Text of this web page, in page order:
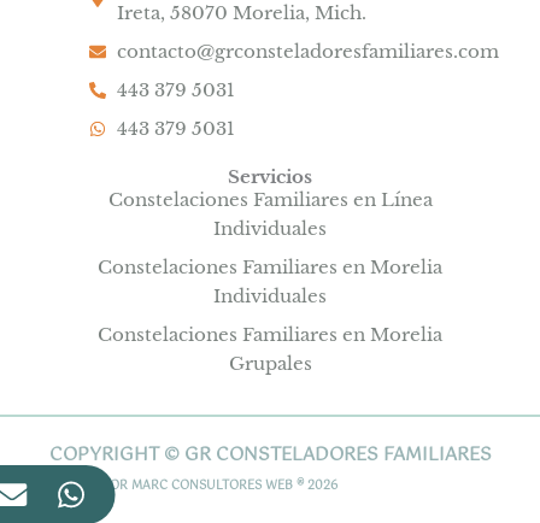
Ireta, 58070 Morelia, Mich.
contacto@grconsteladoresfamiliares.com
443 379 5031
443 379 5031
Servicios
Constelaciones Familiares en Línea
Individuales
Constelaciones Familiares en Morelia
Individuales
Constelaciones Familiares en Morelia
Grupales
COPYRIGHT © GR CONSTELADORES FAMILIARES
SITIO CREADO POR MARC CONSULTORES WEB ® 2026